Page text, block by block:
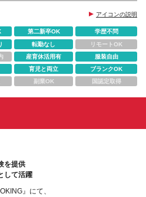
アイコンの説明
第二新卒OK
学歴不問
転勤なし
リモートOK
産育休活用有
服装自由
育児と両立
ブランクOK
副業OK 国認定取得
を提供
して活躍
』にて、